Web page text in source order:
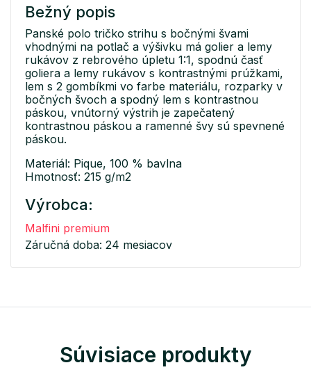
Bežný popis
Panské polo tričko strihu s bočnými švami
vhodnými na potlač a výšivku má golier a lemy
rukávov z rebrového úpletu 1:1, spodnú časť
goliera a lemy rukávov s kontrastnými prúžkami,
lem s 2 gombíkmi vo farbe materiálu, rozparky v
bočných švoch a spodný lem s kontrastnou
páskou, vnútorný výstrih je zapečatený
kontrastnou páskou a ramenné švy sú spevnené
páskou.
Materiál: Pique, 100 % bavlna
Hmotnosť: 215 g/m2
Výrobca:
Malfini premium
Záručná doba: 24 mesiacov
Súvisiace produkty